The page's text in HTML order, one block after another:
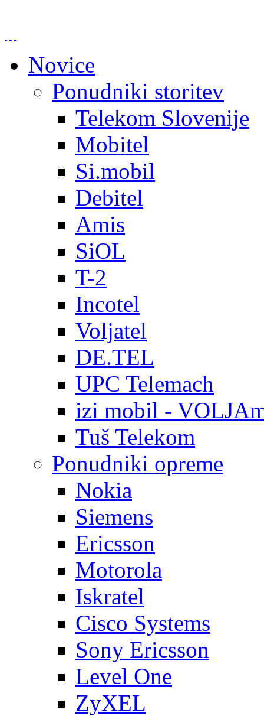
Novice
Ponudniki storitev
Telekom Slovenije
Mobitel
Si.mobil
Debitel
Amis
SiOL
T-2
Incotel
Voljatel
DE.TEL
UPC Telemach
izi mobil -
Tuš Telekom
Ponudniki opreme
Nokia
Siemens
Ericsson
Motorola
Iskratel
Cisco Systems
Sony Ericsson
Level One
ZyXEL